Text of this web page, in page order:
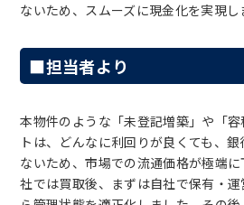
ないため、スムーズに現金化を実現し
■担当者より
本物件のような「未登記増築」や「
トは、どんなに利回りが良くても、
ないため、市場での流通価格が極端
社では買取後、まずは自社で保有・